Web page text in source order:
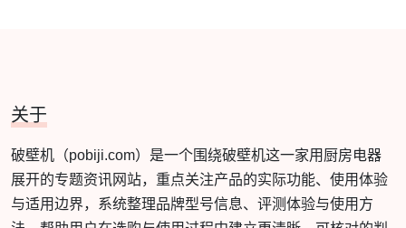
关于
破壁机（pobiji.com）是一个围绕破壁机这一家用厨房电器
展开的专题资讯网站，重点关注产品的实际功能、使用体验
与适用边界，系统整理品牌型号信息、评测体验与使用方